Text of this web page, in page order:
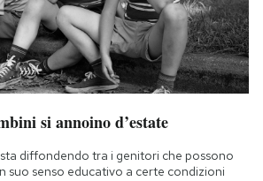
si annoino d’estate
diffondendo tra i genitori che possono
suo senso educativo a certe condizioni